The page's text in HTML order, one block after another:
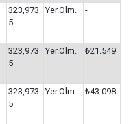
323,973
5
Yer.Olm. -
323,973
5
Yer.Olm. ₺21.549
323,973
5
Yer.Olm. ₺43.098